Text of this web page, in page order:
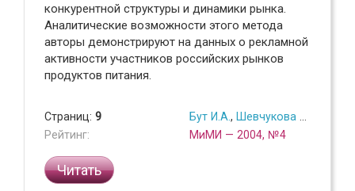
конкурентной структуры и динамики рынка.
Аналитические возможности этого метода
авторы демонстрируют на данных о рекламной
активности участников российских рынков
продуктов питания.
Страниц: 9
Рейтинг:
Бут И.А. , Шевчукова А.Л.
МиМИ — 2004, №4
Читать